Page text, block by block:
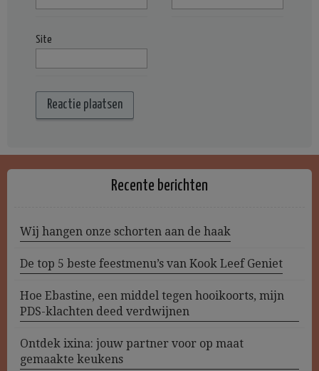
Site
Recente berichten
Wij hangen onze schorten aan de haak
De top 5 beste feestmenu’s van Kook Leef Geniet
Hoe Ebastine, een middel tegen hooikoorts, mijn
PDS-klachten deed verdwijnen
Ontdek ixina: jouw partner voor op maat
gemaakte keukens